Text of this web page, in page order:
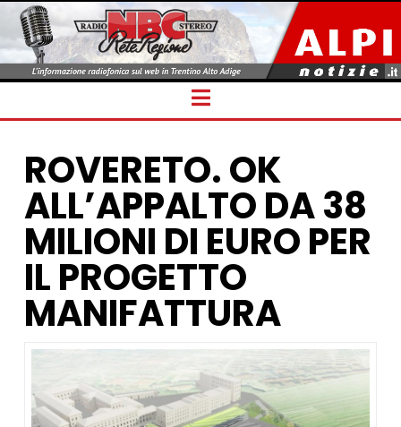
Navigation
ROVERETO. OK
ALL’APPALTO DA 38
MILIONI DI EURO PER
IL PROGETTO
MANIFATTURA